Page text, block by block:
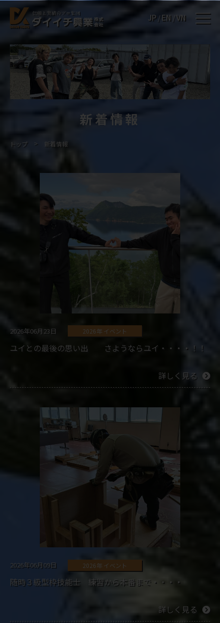
JP/EN/VN
新着情報
トップ > 新着情報
2026年06月23日 2026年 イベント
ユイとの最後の思い出 さようならユイ・・・・！！
詳しく見る
2026年06月09日 2026年 イベント
随時３級型枠技能士 練習から本番まで・・・・
詳しく見る